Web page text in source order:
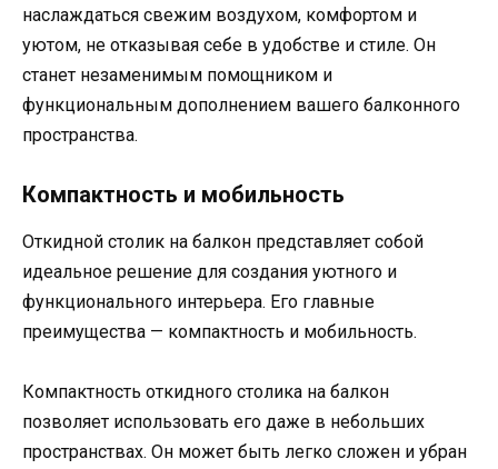
наслаждаться свежим воздухом, комфортом и
уютом, не отказывая себе в удобстве и стиле. Он
станет незаменимым помощником и
функциональным дополнением вашего балконного
пространства.
Компактность и мобильность
Откидной столик на балкон представляет собой
идеальное решение для создания уютного и
функционального интерьера. Его главные
преимущества — компактность и мобильность.
Компактность откидного столика на балкон
позволяет использовать его даже в небольших
пространствах. Он может быть легко сложен и убран